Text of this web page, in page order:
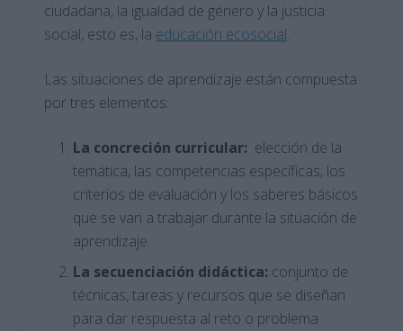
ciudadana, la igualdad de género y la justicia
social, esto es, la educación ecosocial.
Las situaciones de aprendizaje están compuesta
por tres elementos:
La concreción curricular: elección de la
temática, las competencias específicas, los
criterios de evaluación y los saberes básicos
que se van a trabajar durante la situación de
aprendizaje.
La secuenciación didáctica: conjunto de
técnicas, tareas y recursos que se diseñan
para dar respuesta al reto o problema